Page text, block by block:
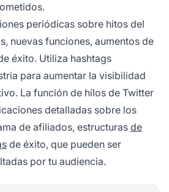
periódicas sobre hitos del
nuevas funciones, aumentos de
éxito. Utiliza hashtags
para aumentar la visibilidad
La función de hilos de Twitter
detalladas sobre los
de afiliados, estructurasde
de éxito, que pueden ser
por tu audiencia.